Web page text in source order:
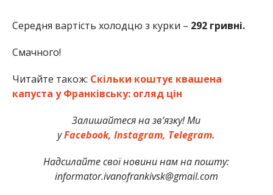
Середня вартість холодцю з курки – 292 гривні.
Смачного!
Читайте також: Скільки коштує квашена
капуста у Франківську: огляд цін
Залишайтеся на зв’язку! Ми
уFacebook, Instagram, Telegram.
Надсилайте свої новини нам на пошту:
informator.ivanofrankivsk@gmail.com